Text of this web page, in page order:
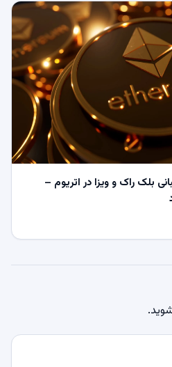
بلک راک و ویزا در اتریوم –
.